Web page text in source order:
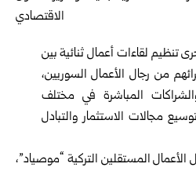
تنظيم لقاءات أعمال ثنائية بين
من رجال الأعمال السوريين،
المباشرة في مختلف
مجالات الاستثمار والتبادل
المستقلين التركية “موصياد”،